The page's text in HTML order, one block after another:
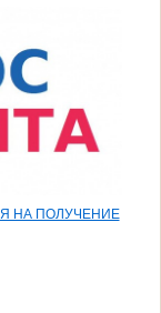
НА ПОЛУЧЕНИЕ